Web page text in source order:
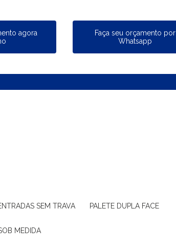
agora
Faça seu orçamento por
Whatsapp
SEM TRAVA PALETE DUPLA FACE
MEDIDA